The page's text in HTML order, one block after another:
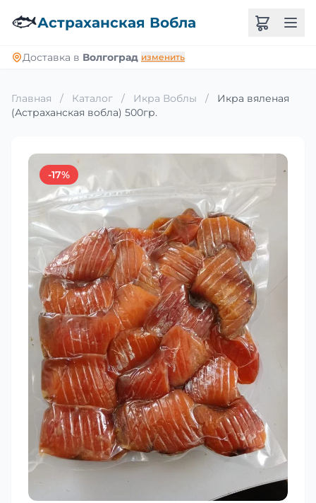
🐟Астраханская Вобла
Доставка в Волгоград изменить
Главная / Каталог / Икра Воблы /
Икра вяленая
(Астраханская вобла) 500гр.
-17%